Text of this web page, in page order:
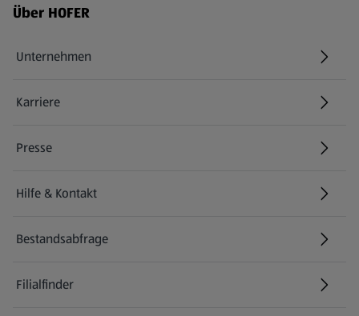
Fußzeilenmenü - weitere Links
Über HOFER
Unternehmen
Karriere
(öffnet in einem neuen Tab)
Presse
Hilfe & Kontakt
(öffnet in einem neuen Tab)
Bestandsabfrage
(öffnet in einem neuen Tab)
Filialfinder